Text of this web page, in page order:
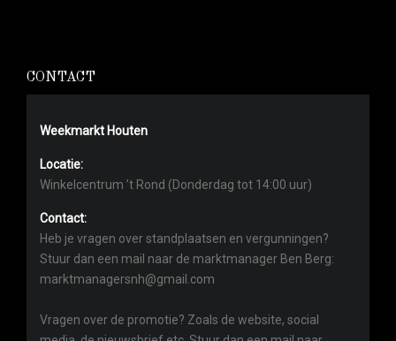
CONTACT
Weekmarkt Houten
Locatie:
Winkelcentrum ’t Rond (Donderdag tot 14:00 uur)
Contact:
Heb je vragen over standplaatsen en vergunningen?
Stuur dan een mail naar de marktmanager Ben Berg:
marktmanagersnh@gmail.com
Vragen over de promotie? Zoals de website, social